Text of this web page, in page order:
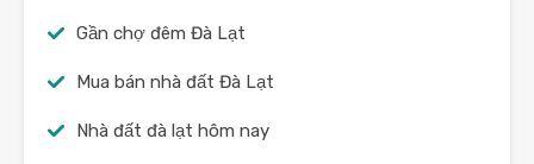
Gần chợ đêm Đà Lạt
Mua bán nhà đất Đà Lạt
Nhà đất đà lạt hôm nay